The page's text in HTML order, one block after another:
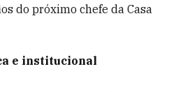
do próximo chefe da Casa
e institucional